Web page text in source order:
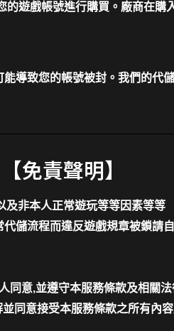
遊戲帳號進行購買。廠商在購
導致您的帳號被封。我們的代
【免責聲明】
及非本人正常遊玩等等因素等等
儲流程而違反遊戲規章被鎖請
意,並遵守本服務條款及相關
同意接受本服務條款之所有內